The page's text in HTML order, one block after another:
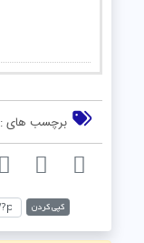
برچسب های :
کپی کردن